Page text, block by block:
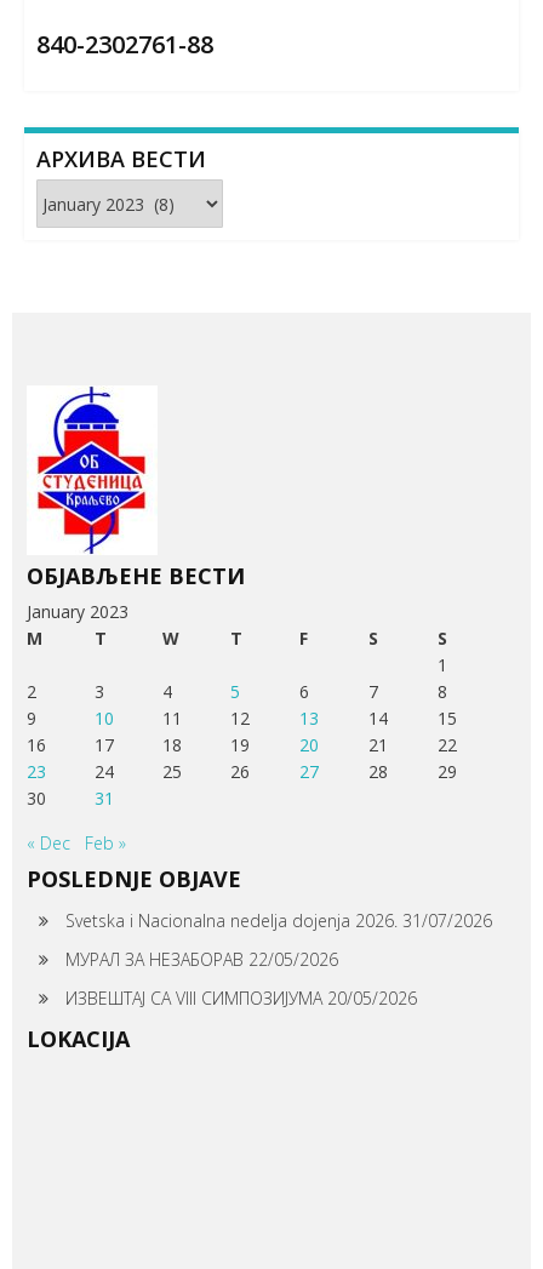
840-2302761-88
АРХИВА ВЕСТИ
Архива
вести
ОБЈАВЉЕНЕ ВЕСТИ
January 2023
M
T W T F S
S
1
2
3 4 5 6 7
8
9
10 11 12 13 14
15
16
17 18 19 20 21
22
23
24 25 26 27 28
29
30
31
« Dec
Feb »
POSLEDNJE OBJAVE
Svetska i Nacionalna nedelja dojenja 2026. 31/07/2026
МУРАЛ ЗА НЕЗАБОРАВ 22/05/2026
ИЗВЕШТАЈ СА VIII СИМПОЗИЈУМА 20/05/2026
LOKACIJA